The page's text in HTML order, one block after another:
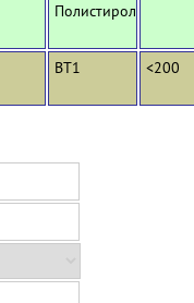
Полистирол
ВТ1 <200